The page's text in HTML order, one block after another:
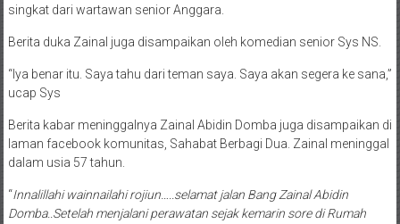
singkat dari wartawan senior Anggara.
Berita duka Zainal juga disampaikan oleh komedian senior Sys NS.
“Iya benar itu. Saya tahu dari teman saya. Saya akan segera ke sana,”
ucap Sys
Berita kabar meninggalnya Zainal Abidin Domba juga disampaikan di
laman facebook komunitas, Sahabat Berbagi Dua. Zainal meninggal
dalam usia 57 tahun.
“Innalillahi wainnailahi rojiun…..selamat jalan Bang Zainal Abidin
Domba..Setelah menjalani perawatan sejak kemarin sore di Rumah